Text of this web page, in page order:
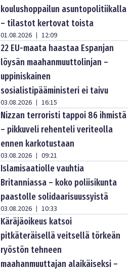
koulushoppailun asuntopolitiikalla
– tilastot kertovat toista
01.08.2026 | 12:09
22 EU-maata haastaa Espanjan
löysän maahanmuuttolinjan –
uppiniskainen
sosialistipääministeri ei taivu
03.08.2026 | 16:15
Nizzan terroristi tappoi 86 ihmistä
– pikkuveli rehenteli veriteolla
ennen karkotustaan
03.08.2026 | 09:21
Islamisaatiolle vauhtia
Britanniassa – koko poliisikunta
paastolle solidaarisuussyistä
03.08.2026 | 10:33
Käräjäoikeus katsoi
pitkäteräisellä veitsellä törkeän
ryöstön tehneen
maahanmuuttajan alaikäiseksi –